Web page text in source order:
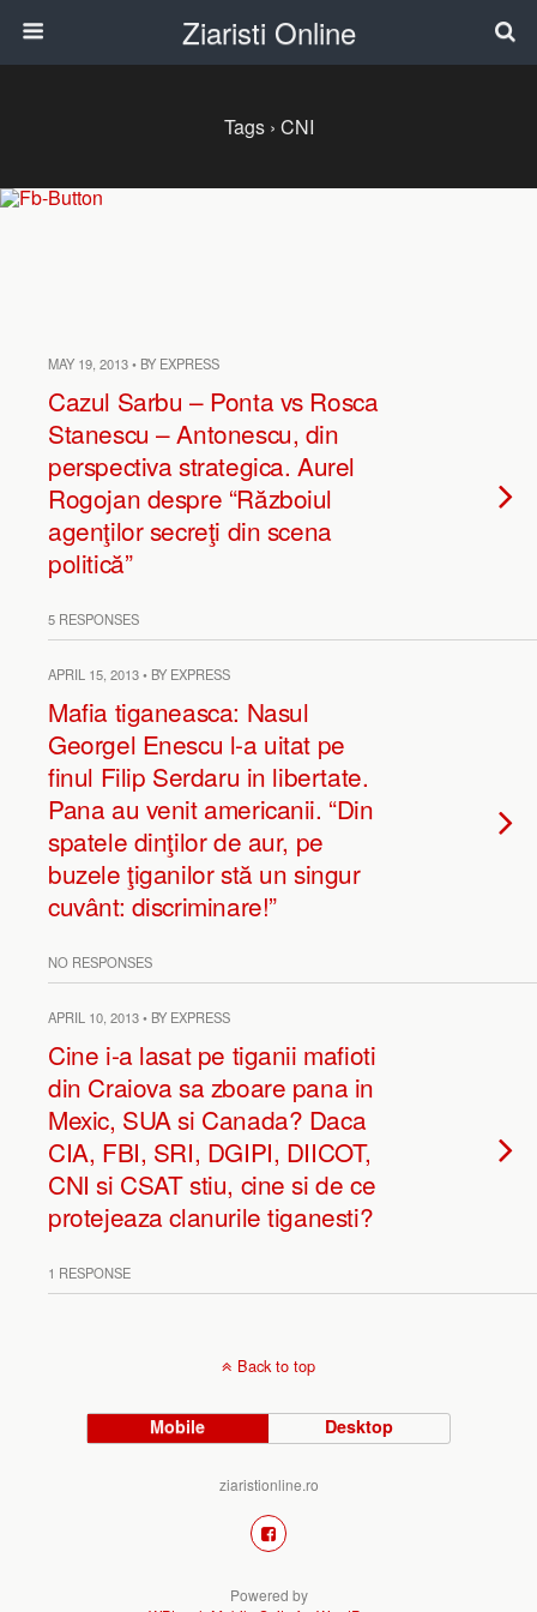
Ziaristi Online
Tags › CNI
MAY 19, 2013 • BY EXPRESS
Cazul Sarbu – Ponta vs Rosca
Stanescu – Antonescu, din
perspectiva strategica. Aurel
Rogojan despre “Războiul
agenţilor secreţi din scena
politică”
5 RESPONSES
APRIL 15, 2013 • BY EXPRESS
Mafia tiganeasca: Nasul
Georgel Enescu l-a uitat pe
finul Filip Serdaru in libertate.
Pana au venit americanii. “Din
spatele dinţilor de aur, pe
buzele ţiganilor stă un singur
cuvânt: discriminare!”
NO RESPONSES
APRIL 10, 2013 • BY EXPRESS
Cine i-a lasat pe tiganii mafioti
din Craiova sa zboare pana in
Mexic, SUA si Canada? Daca
CIA, FBI, SRI, DGIPI, DIICOT,
CNI si CSAT stiu, cine si de ce
protejeaza clanurile tiganesti?
1 RESPONSE
Back to top
Mobile Desktop
ziaristionline.ro
Powered by